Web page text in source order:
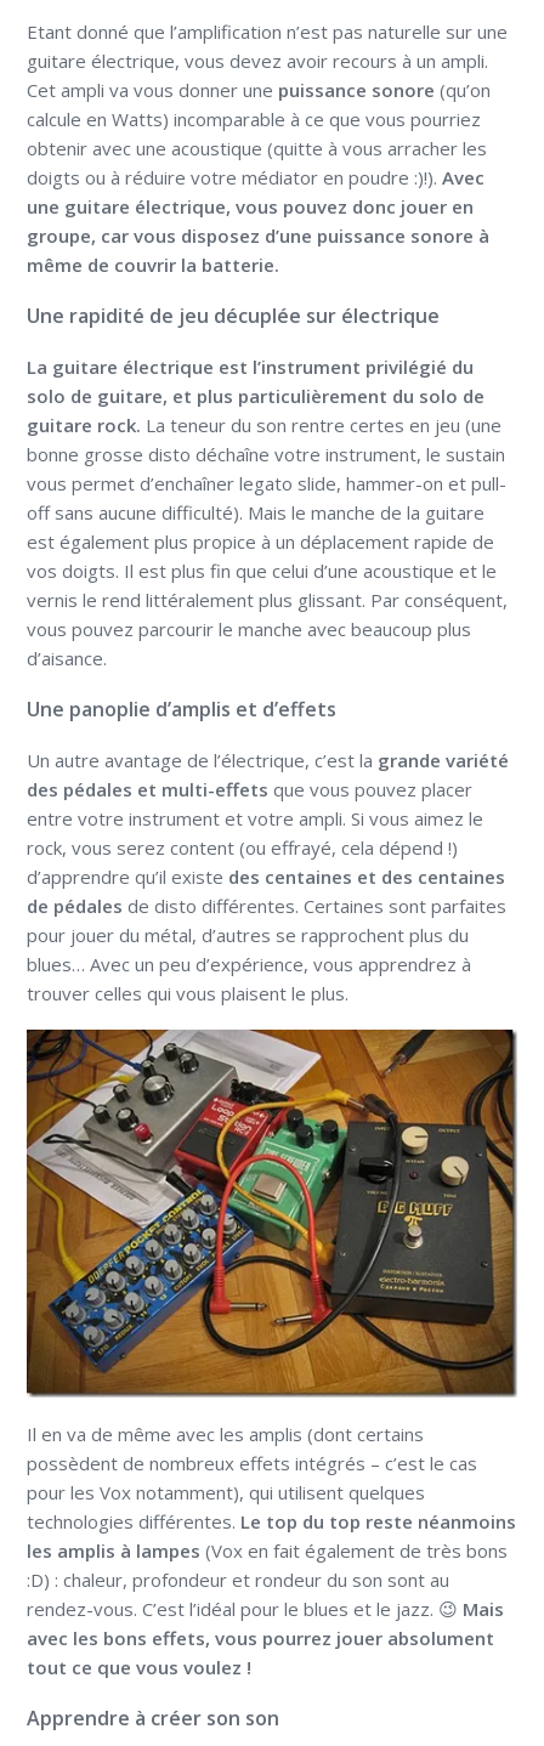
Etant donné que l’amplification n’est pas naturelle sur une
guitare électrique, vous devez avoir recours à un ampli.
Cet ampli va vous donner une puissance sonore (qu’on
calcule en Watts) incomparable à ce que vous pourriez
obtenir avec une acoustique (quitte à vous arracher les
doigts ou à réduire votre médiator en poudre :)!).Avec
une guitare électrique, vous pouvez donc jouer en
groupe, car vous disposez d’une puissance sonore à
même de couvrir la batterie.
Une rapidité de jeu décuplée sur électrique
La guitare électrique est l’instrument privilégié du
solo de guitare, et plus particulièrement du solo de
guitare rock. La teneur du son rentre certes en jeu (une
bonne grosse disto déchaîne votre instrument, le sustain
vous permet d’enchaîner legato slide, hammer-on et pull-
off sans aucune difficulté). Mais le manche de la guitare
est également plus propice à un déplacement rapide de
vos doigts. Il est plus fin que celui d’une acoustique et le
vernis le rend littéralement plus glissant. Par conséquent,
vous pouvez parcourir le manche avec beaucoup plus
d’aisance.
Une panoplie d’amplis et d’effets
Un autre avantage de l’électrique, c’est la grande variété
des pédales et multi-effets que vous pouvez placer
entre votre instrument et votre ampli. Si vous aimez le
rock, vous serez content (ou effrayé, cela dépend !)
d’apprendre qu’il existe des centaines et des centaines
de pédalesde disto différentes. Certaines sont parfaites
pour jouer du métal, d’autres se rapprochent plus du
blues… Avec un peu d’expérience, vous apprendrez à
trouver celles qui vous plaisent le plus.
Il en va de même avec les amplis (dont certains
possèdent de nombreux effets intégrés – c’est le cas
pour les Vox notamment), qui utilisent quelques
technologies différentes. Le top du top reste néanmoins
les amplis à lampes (Vox en fait également de très bons
:D) : chaleur, profondeur et rondeur du son sont au
rendez-vous. C’est l’idéal pour le blues et le jazz. 😉 Mais
avec les bons effets, vous pourrez jouer absolument
tout ce que vous voulez !
Apprendre à créer son son